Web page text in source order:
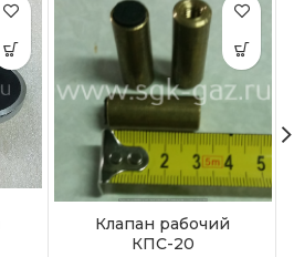
Клапан рабочий
КПС-20